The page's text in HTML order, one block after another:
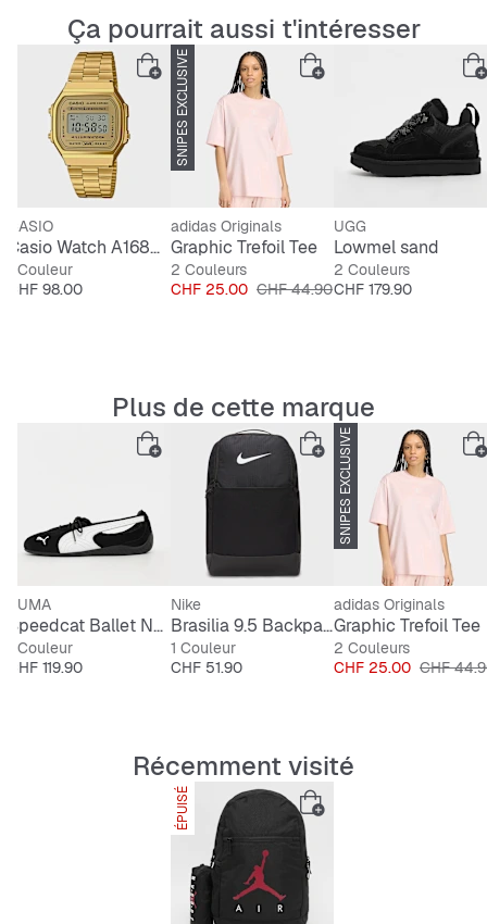
Ça pourrait aussi t'intéresser
CASIO
Casio Watch A168WG-9EF
1 Couleur
Prix
CHF 98.00
SNIPES EXCLUSIVE
adidas Originals
Graphic Trefoil Tee
2 Couleurs
Prix
CHF 25.00 Prix original
CHF 44.90
UGG
Lowmel sand
2 Couleurs
Prix
CHF 179.90
Plus de cette marque
PUMA
Speedcat Ballet Nova
1 Couleur
Prix
CHF 119.90
Nike
Brasilia 9.5 Backpack
1 Couleur
Prix
CHF 51.90
SNIPES EXCLUSIVE
adidas Originals
Graphic Trefoil Tee
2 Couleurs
Prix
CHF 25.00 Prix
CHF
Récemment visité
ÉPUISÉ